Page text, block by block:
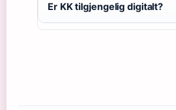
Er KK tilgjengelig digitalt?